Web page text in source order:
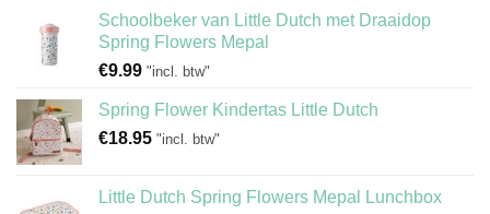
Schoolbeker van Little Dutch met Draaidop
Spring Flowers Mepal
€9.99 "incl. btw"
Spring Flower Kindertas Little Dutch
€18.95 "incl. btw"
Little Dutch Spring Flowers Mepal Lunchbox